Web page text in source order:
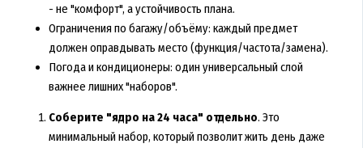
- не "комфорт", а устойчивость плана.
Ограничения по багажу/объёму: каждый предмет
должен оправдывать место (функция/частота/замена).
Погода и кондиционеры: один универсальный слой
важнее лишних "наборов".
Соберите "ядро на 24 часа" отдельно. Это
минимальный набор, который позволит жить день даже